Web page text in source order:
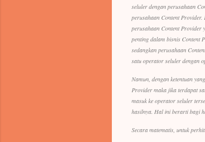
seluler dengan perusahaan
perusahaan Content
perusahaan Content Provider
penting dalam bisnis Content
sedangkan perusahaan
satu operator seluler dengan
Namun, dengan ketentuan
Provider maka jika terdapat
masuk ke operator seluler
hasilnya. Hal ini berarti bagi
Secara matematis, untuk